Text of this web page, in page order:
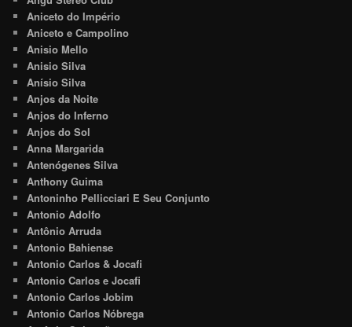
Aniceto do Império
Aniceto e Campolino
Anisio Mello
Anisio Silva
Anísio Silva
Anjos da Noite
Anjos do Inferno
Anjos do Sol
Anna Margarida
Antenógenes Silva
Anthony Guima
Antoninho Pellicciari E Seu Conjunto
Antonio Adolfo
Antônio Arruda
Antonio Bahiense
Antonio Carlos & Jocafi
Antonio Carlos e Jocafi
Antonio Carlos Jobim
Antonio Carlos Nóbrega